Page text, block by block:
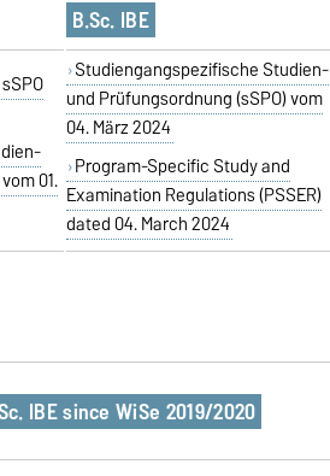
B.Sc. IBE
01.
Studiengangspezifische Studien-
und Prüfungsordnung (sSPO) vom
04. März 2024
Program-Specific Study and
Examination Regulations (PSSER)
dated 04. March 2024
IBE since WiSe 2019/2020